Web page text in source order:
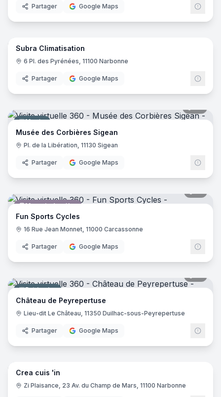
Partager Google Maps
Magasin de bricolage
6
Subra Climatisation
6 Pl. des Pyrénées, 11100 Narbonne
Partager Google Maps
Musée
Musée des Corbières Sigean
Pl. de la Libération, 11130 Sigean
Partager Google Maps
Magasin de vélos
Fun Sports Cycles
16 Rue Jean Monnet, 11000 Carcassonne
Partager Google Maps
Patrimoine
Château de Peyrepertuse
Lieu-dit Le Château, 11350 Duilhac-sous-Peyrepertuse
Partager Google Maps
Cuisiniste
15
Crea cuis 'in
Zi Plaisance, 23 Av. du Champ de Mars, 11100 Narbonne